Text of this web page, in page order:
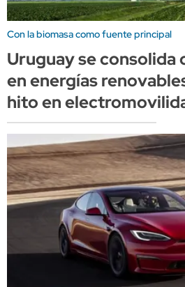
Con la biomasa como fuente principal
Uruguay se
en energías
hito en